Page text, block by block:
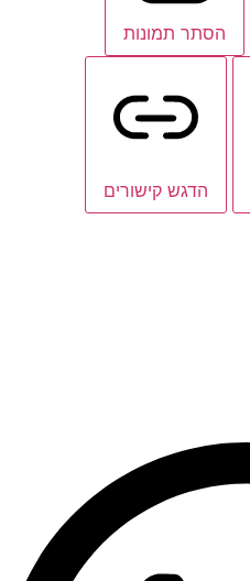
הסתר תמונות
הדגש קישורים